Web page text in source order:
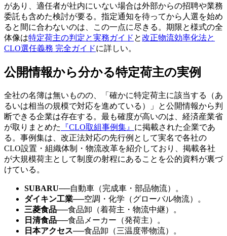
があり、適任者が社内にいない場合は外部からの招聘や業務
委託も含めた検討が要る。指定通知を待ってから人選を始め
ると間に合わないのは、この一点に尽きる。期限と様式の全
体像は特定荷主の判定と実務ガイド と改正物流効率化法と
CLO選任義務 完全ガイドに詳しい。
公開情報から分かる特定荷主の実例
全社の名簿は無いものの、「確かに特定荷主に該当する（あ
るいは相当の規模で対応を進めている）」と公開情報から判
断できる企業は存在する。最も確度が高いのは、経済産業省
が取りまとめた
『CLO取組事例集』 に掲載された企業であ
る。事例集は、改正法対応の先行例として実名で各社の
CLO設置・組織体制・物流改革を紹介しており、掲載各社
が大規模荷主として制度の射程にあることを公的資料が裏づ
けている。
SUBARU──自動車（完成車・部品物流）。
ダイキン工業──空調・化学（グローバル物流）。
三菱食品──食品卸（着荷主・物流中継）。
日清食品──食品メーカー（発荷主）。
日本アクセス──食品卸（三温度帯物流）。